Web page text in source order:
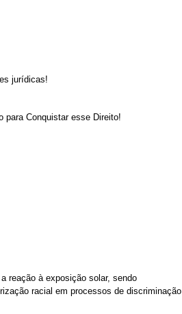
jurídicas!
para Conquistar esse Direito!
reação à exposição solar, sendo
racial em processos de discriminação